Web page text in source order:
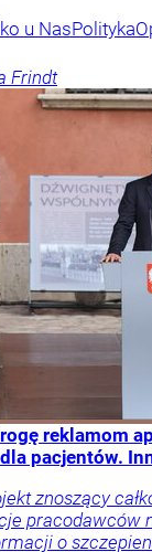
u NasPolityka
Frindt
reklamom
pacjentów.
znoszący
pracodawców
o